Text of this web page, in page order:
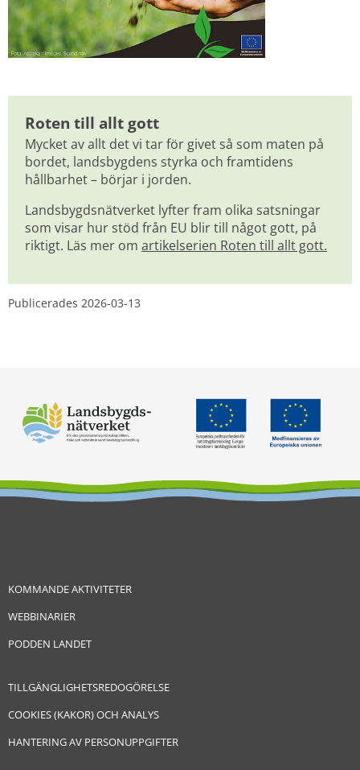
Roten till allt gott
Mycket av allt det vi tar för givet så som maten på
bordet, landsbygdens styrka och framtidens
hållbarhet – börjar i jorden.
Landsbygdsnätverket lyfter fram olika satsningar
som visar hur stöd från EU blir till något gott, på
riktigt. Läs mer om artikelserien Roten till allt gott.
Publicerades 2026-03-13
KOMMANDE AKTIVITETER
WEBBINARIER
PODDEN LANDET
TILLGÄNGLIGHETSREDOGÖRELSE
COOKIES (KAKOR) OCH ANALYS
HANTERING AV PERSONUPPGIFTER